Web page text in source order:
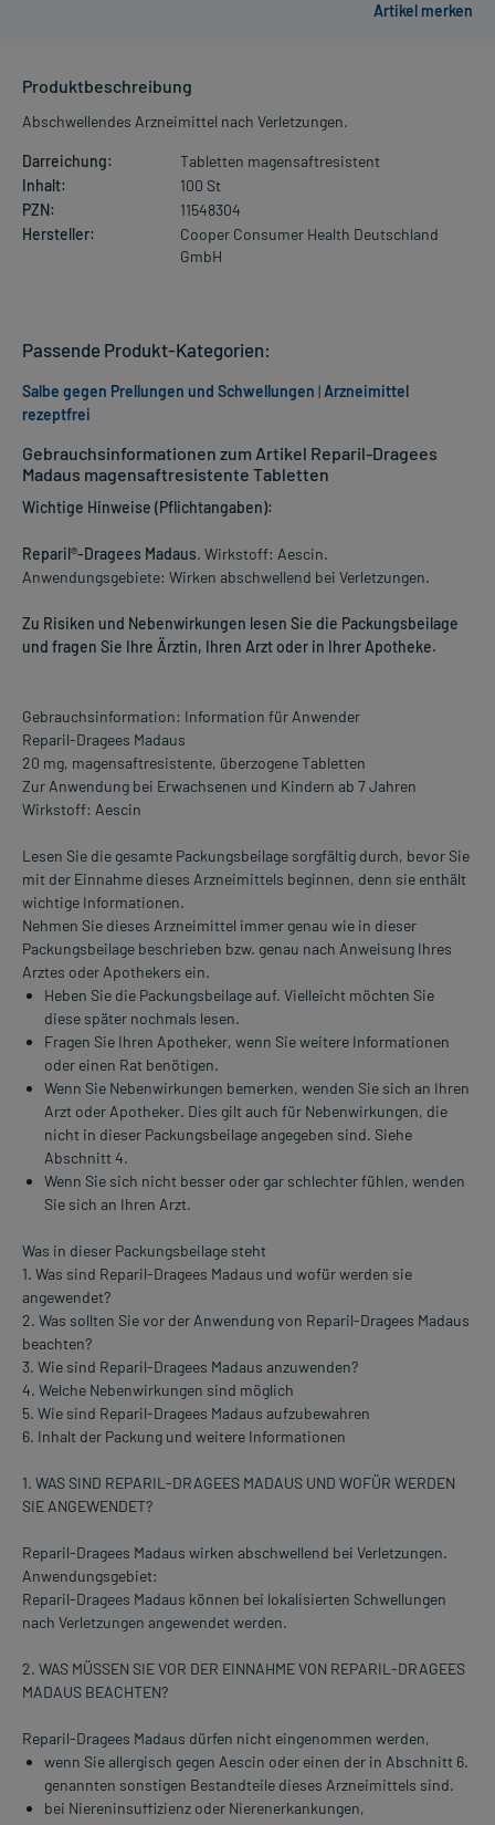
Produktbeschreibung
Abschwellendes Arzneimittel nach Verletzungen.
Darreichung:
Tabletten magensaftresistent
Inhalt:
100 St
PZN:
11548304
Hersteller:
Cooper Consumer Health Deutschland
GmbH
Gebrauchsinformationen zum Artikel Reparil-Dragees
Madaus magensaftresistente Tabletten
Wichtige Hinweise (Pflichtangaben):
Reparil®-Dragees Madaus. Wirkstoff: Aescin.
Anwendungsgebiete: Wirken abschwellend bei Verletzungen.
Zu Risiken und Nebenwirkungen lesen Sie die Packungsbeilage
und fragen Sie Ihre Ärztin, Ihren Arzt oder in Ihrer Apotheke.
Gebrauchsinformation: Information für Anwender
Reparil-Dragees Madaus
20 mg, magensaftresistente, überzogene Tabletten
Zur Anwendung bei Erwachsenen und Kindern ab 7 Jahren
Wirkstoff: Aescin
Lesen Sie die gesamte Packungsbeilage sorgfältig durch, bevor Sie
mit der Einnahme dieses Arzneimittels beginnen, denn sie enthält
wichtige Informationen.
Nehmen Sie dieses Arzneimittel immer genau wie in dieser
Packungsbeilage beschrieben bzw. genau nach Anweisung Ihres
Arztes oder Apothekers ein.
Heben Sie die Packungsbeilage auf. Vielleicht möchten Sie
diese später nochmals lesen.
Fragen Sie Ihren Apotheker, wenn Sie weitere Informationen
oder einen Rat benötigen.
Wenn Sie Nebenwirkungen bemerken, wenden Sie sich an Ihren
Arzt oder Apotheker. Dies gilt auch für Nebenwirkungen, die
nicht in dieser Packungsbeilage angegeben sind. Siehe
Abschnitt 4.
Wenn Sie sich nicht besser oder gar schlechter fühlen, wenden
Sie sich an Ihren Arzt.
Was in dieser Packungsbeilage steht
1. Was sind Reparil-Dragees Madaus und wofür werden sie
angewendet?
2. Was sollten Sie vor der Anwendung von Reparil-Dragees Madaus
beachten?
3. Wie sind Reparil-Dragees Madaus anzuwenden?
4. Welche Nebenwirkungen sind möglich
5. Wie sind Reparil-Dragees Madaus aufzubewahren
6. Inhalt der Packung und weitere Informationen
1. WAS SIND REPARIL-DRAGEES MADAUS UND WOFÜR WERDEN
SIE ANGEWENDET?
Reparil-Dragees Madaus wirken abschwellend bei Verletzungen.
Anwendungsgebiet:
Reparil-Dragees Madaus können bei lokalisierten Schwellungen
nach Verletzungen angewendet werden.
2. WAS MÜSSEN SIE VOR DER EINNAHME VON REPARIL-DRAGEES
MADAUS BEACHTEN?
Reparil-Dragees Madaus dürfen nicht eingenommen werden,
wenn Sie allergisch gegen Aescin oder einen der in Abschnitt 6.
genannten sonstigen Bestandteile dieses Arzneimittels sind.
bei Niereninsuffizienz oder Nierenerkankungen,
Passende Produkt-Kategorien:
Salbe gegen Prellungen und Schwellungen |Arzneimittel
rezeptfrei